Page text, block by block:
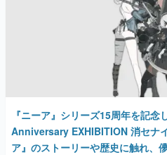
『ニーア』シリーズ15周年を記
Anniversary EXHIBITION 消セナ
ア』のストーリーや歴史に触れ、